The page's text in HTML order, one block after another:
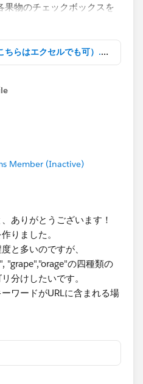
果物のチェックボックスを
にすることです。
を含む」のデータが表示
キーワードリスト（こちらはエクセルでも可）.xlsx
Member (Inactive)
ありがとうございます！
りました。
と多いのですが、
"grape","orage"の四種類の
分けしたいです。
ワードがURLに含まれる場
えています。
Prep​で処理を走らせるのが